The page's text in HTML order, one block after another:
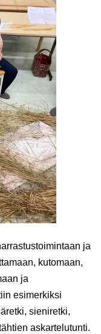
ja
kutomaan,
ja
esimerkiksi
sieniretki,
askartelutunti.